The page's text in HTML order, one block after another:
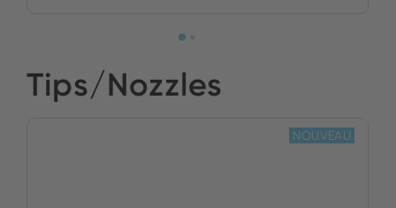
Tips/Nozzles
NOUVEAU